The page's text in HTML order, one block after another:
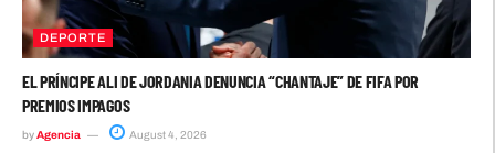
DEPORTE
EL PRÍNCIPE ALI DE JORDANIA DENUNCIA “CHANTAJE” DE FIFA POR
PREMIOS IMPAGOS
byAgencia August 4, 2026